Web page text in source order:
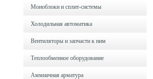
Моноблоки и cплит-системы
Холодильная автоматика
Вентиляторы и запчасти к ним
Теплообменное оборудование
Аммиачная арматура